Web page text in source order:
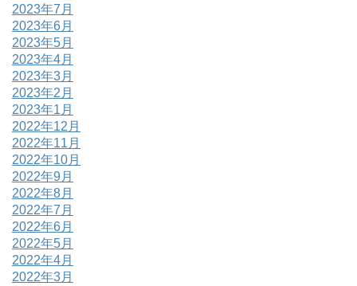
2023年7月
2023年6月
2023年5月
2023年4月
2023年3月
2023年2月
2023年1月
2022年12月
2022年11月
2022年10月
2022年9月
2022年8月
2022年7月
2022年6月
2022年5月
2022年4月
2022年3月